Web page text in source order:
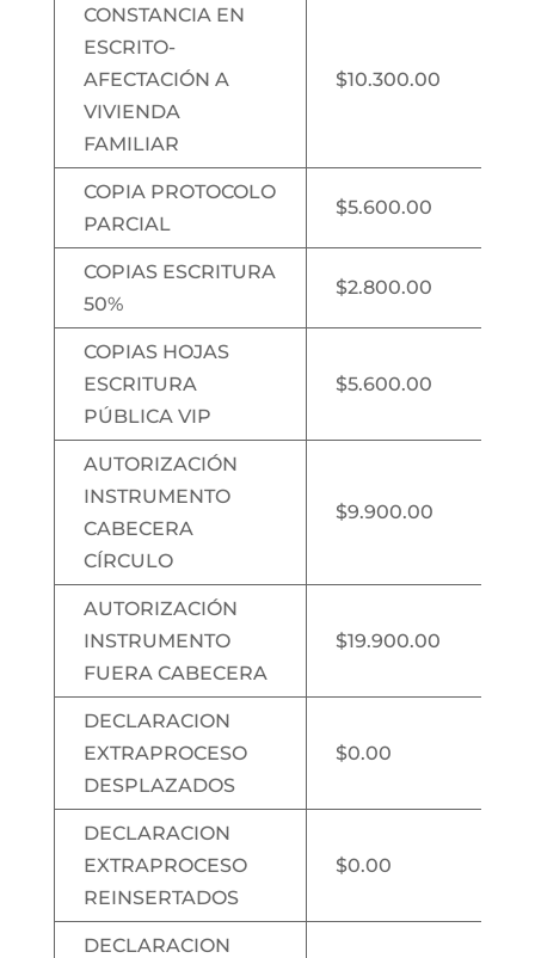
CONSTANCIA EN
ESCRITO-
AFECTACIÓN A
VIVIENDA
FAMILIAR
$10.300.00
COPIA PROTOCOLO
PARCIAL
$5.600.00
COPIAS ESCRITURA
50%
$2.800.00
COPIAS HOJAS
ESCRITURA
PÚBLICA VIP
$5.600.00
AUTORIZACIÓN
INSTRUMENTO
CABECERA
CÍRCULO
$9.900.00
AUTORIZACIÓN
INSTRUMENTO
FUERA CABECERA
$19.900.00
DECLARACION
EXTRAPROCESO
DESPLAZADOS
$0.00
DECLARACION
EXTRAPROCESO
REINSERTADOS
$0.00
DECLARACION